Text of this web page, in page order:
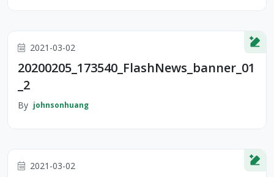
2021-03-02
20200205_173540_FlashNews_banner_01
_2
By johnsonhuang
2021-03-02